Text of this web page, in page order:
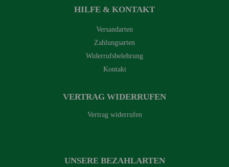
HILFE & KONTAKT
Versandarten
Zahlungsarten
Widerrufsbelehrung
Kontakt
VERTRAG WIDERRUFEN
Vertrag widerrufen
UNSERE BEZAHLARTEN